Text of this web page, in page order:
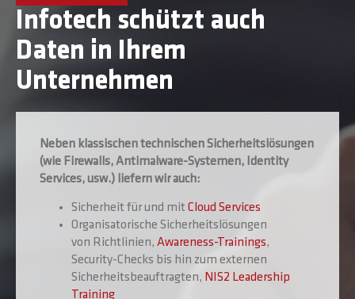
Infotech schützt auch
Daten in Ihrem
Unternehmen
Neben klassischen technischen Sicherheitslösungen
(wie Firewalls, Antimalware-Systemen, Identity
Services, usw.) liefern wir auch:
Sicherheit für und mit Cloud Services
Organisatorische Sicherheitslösungen
von Richtlinien, Awareness-Trainings,
Security-Checks bis hin zum externen
Sicherheitsbeauftragten, NIS2 Leadership
Training